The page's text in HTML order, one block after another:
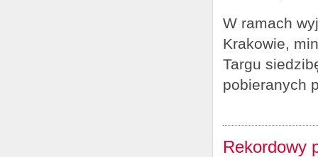
W ramach
Krakowie,
Targu
pobieranych
Rekordowy